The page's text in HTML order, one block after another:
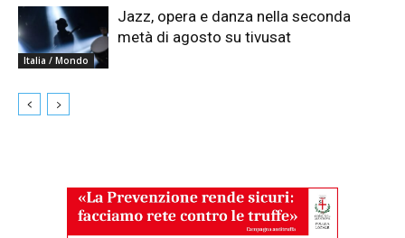
Italia / Mondo
Jazz, opera e danza nella seconda
metà di agosto su tivusat